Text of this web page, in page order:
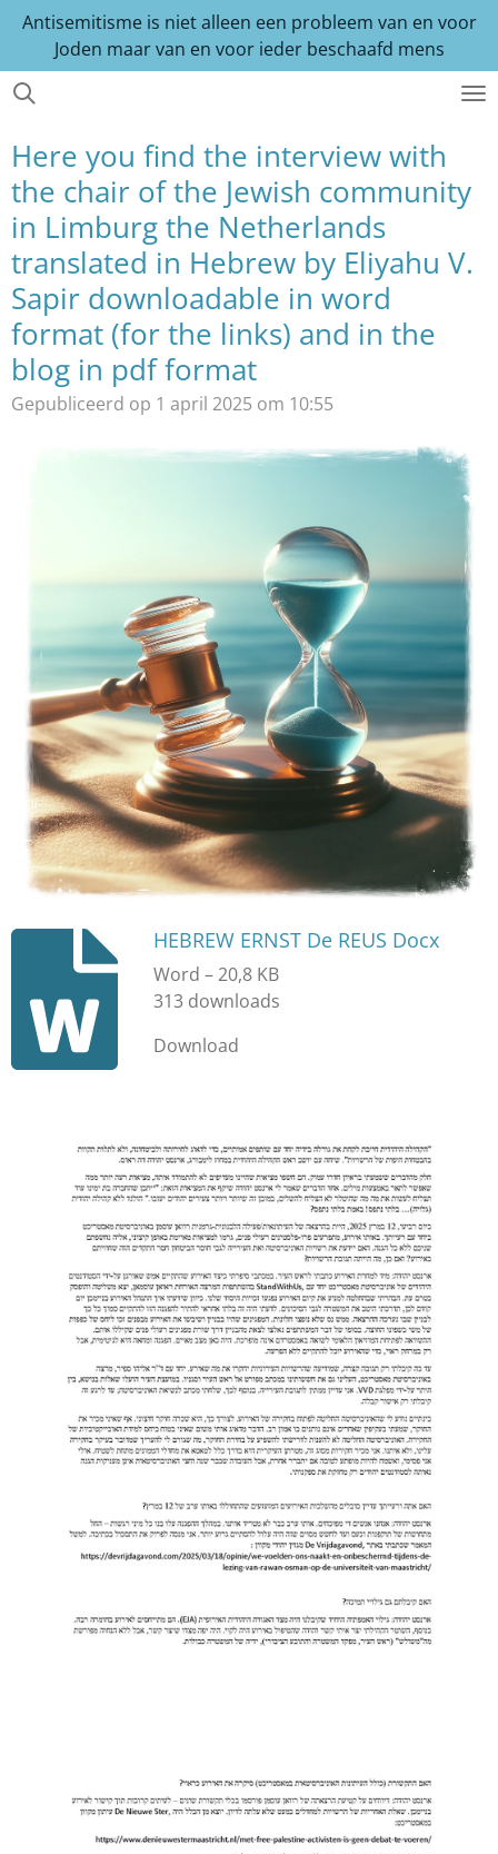
Ga
naar
de
Antisemitisme is niet alleen een probleem van en voor
Joden maar van en voor ieder beschaafd mens
Here you find the interview with
the chair of the Jewish community
in Limburg the Netherlands
translated in Hebrew by Eliyahu V.
Sapir downloadable in word
format (for the links) and in the
blog in pdf format
Gepubliceerd op 1 april 2025 om 10:55
HEBREW ERNST De REUS Docx
Word – 20,8 KB
313 downloads
Download